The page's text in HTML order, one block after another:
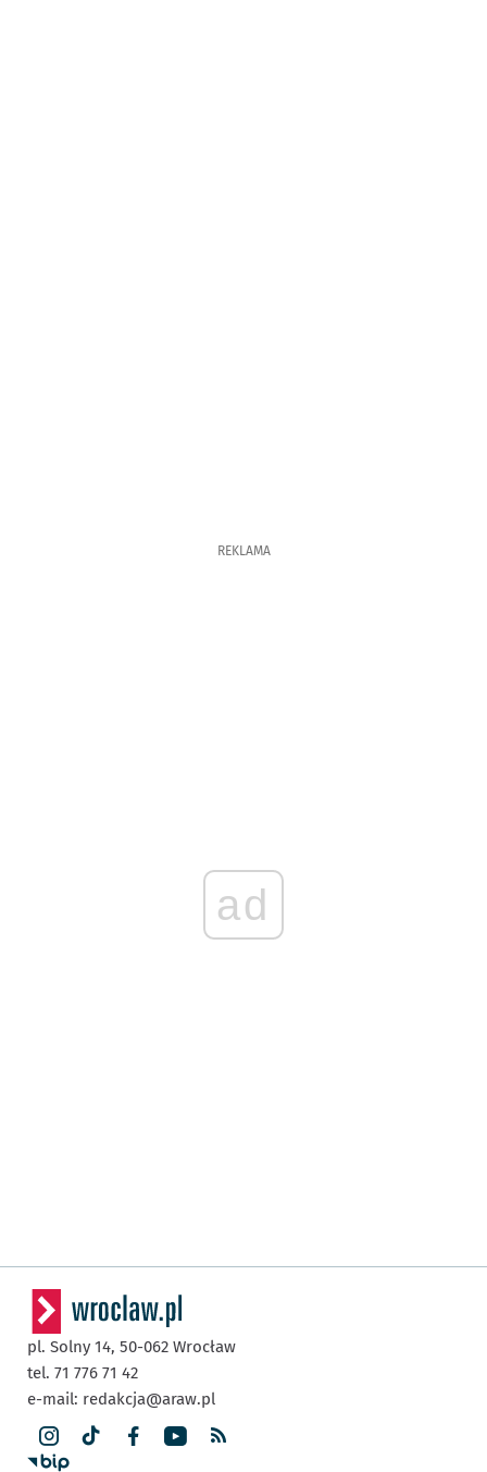
REKLAMA
ad
pl. Solny 14, 50-062 Wrocław
tel. 71 776 71 42
e-mail: redakcja@araw.pl